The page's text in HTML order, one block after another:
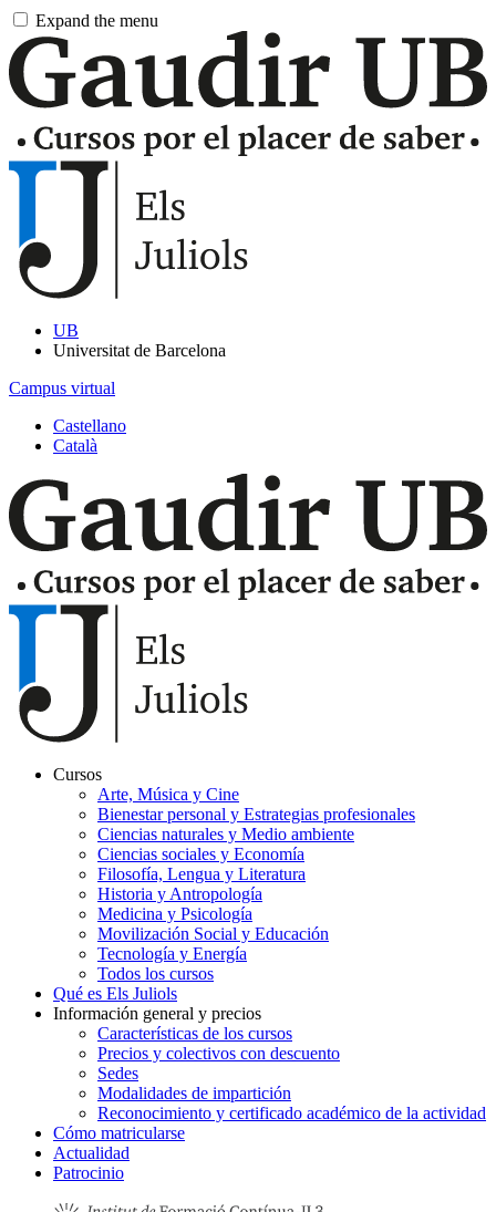
Pasar
contenido
principal
Expand the menu
UB
Universitat de Barcelona
Campus virtual
Castellano
Català
Navegación
principal
Juliols
Cursos
Arte, Música y Cine
Bienestar personal y Estrategias profesionales
Ciencias naturales y Medio ambiente
Ciencias sociales y Economía
Filosofía, Lengua y Literatura
Historia y Antropología
Medicina y Psicología
Movilización Social y Educación
Tecnología y Energía
Todos los cursos
Qué es Els Juliols
Información general y precios
Características de los cursos
Precios y colectivos con descuento
Sedes
Modalidades de impartición
Reconocimiento y certificado académico de la actividad
Cómo matricularse
Actualidad
Patrocinio